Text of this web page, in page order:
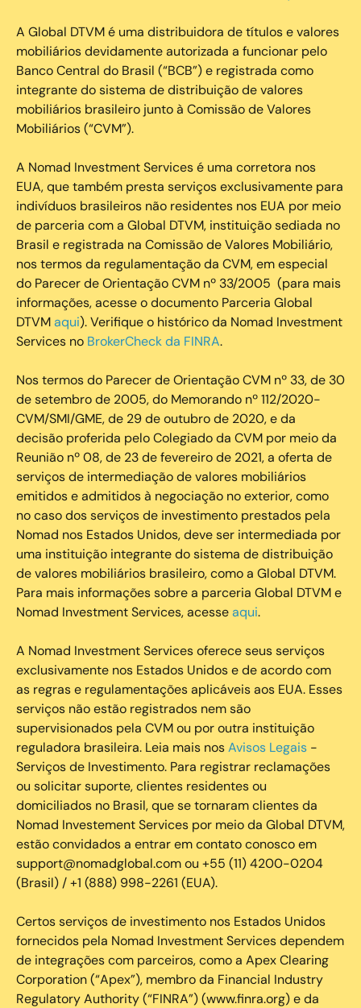
A Global DTVM é uma distribuidora de títulos e valores
mobiliários devidamente autorizada a funcionar pelo
Banco Central do Brasil (“BCB”) e registrada como
integrante do sistema de distribuição de valores
mobiliários brasileiro junto à Comissão de Valores
Mobiliários (“CVM”).
‍A Nomad Investment Services é uma corretora nos
EUA, que também presta serviços exclusivamente para
indivíduos brasileiros não residentes nos EUA por meio
de parceria com a Global DTVM, instituição sediada no
Brasil e registrada na Comissão de Valores Mobiliário,
nos termos da regulamentação da CVM, em especial
do Parecer de Orientação CVM nº 33/2005 (para mais
informações, acesse o documento Parceria Global
DTVMaqui). Verifique o histórico da Nomad Investment
Services no BrokerCheck da FINRA.
Nos termos do Parecer de Orientação CVM nº 33, de 30
de setembro de 2005, do Memorando nº 112/2020-
CVM/SMI/GME, de 29 de outubro de 2020, e da
decisão proferida pelo Colegiado da CVM por meio da
Reunião nº 08, de 23 de fevereiro de 2021, a oferta de
serviços de intermediação de valores mobiliários
emitidos e admitidos à negociação no exterior, como
no caso dos serviços de investimento prestados pela
Nomad nos Estados Unidos, deve ser intermediada por
uma instituição integrante do sistema de distribuição
de valores mobiliários brasileiro, como a Global DTVM.
Para mais informações sobre a parceria Global DTVM e
Nomad Investment Services, acesseaqui.
A Nomad Investment Services oferece seus serviços
exclusivamente nos Estados Unidos e de acordo com
as regras e regulamentações aplicáveis aos EUA. Esses
serviços não estão registrados nem são
supervisionados pela CVM ou por outra instituição
reguladora brasileira. Leia mais nosAvisos Legais -
Serviços de Investimento. Para registrar reclamações
ou solicitar suporte, clientes residentes ou
domiciliados no Brasil, que se tornaram clientes da
Nomad Investement Services por meio da Global DTVM,
estão convidados a entrar em contato conosco em
support@nomadglobal.com ou +55 (11) 4200-0204
(Brasil) / +1 (888) 998-2261 (EUA).
Certos serviços de investimento nos Estados Unidos
fornecidos pela Nomad Investment Services dependem
de integrações com parceiros, como a Apex Clearing
Corporation (“Apex”), membro da Financial Industry
Regulatory Authority (“FINRA”) (www.finra.org) e da